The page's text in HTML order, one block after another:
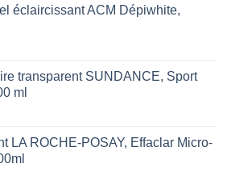
éclaircissant ACM Dépiwhite,
transparent SUNDANCE, Sport
ml
LA ROCHE-POSAY, Effaclar Micro-